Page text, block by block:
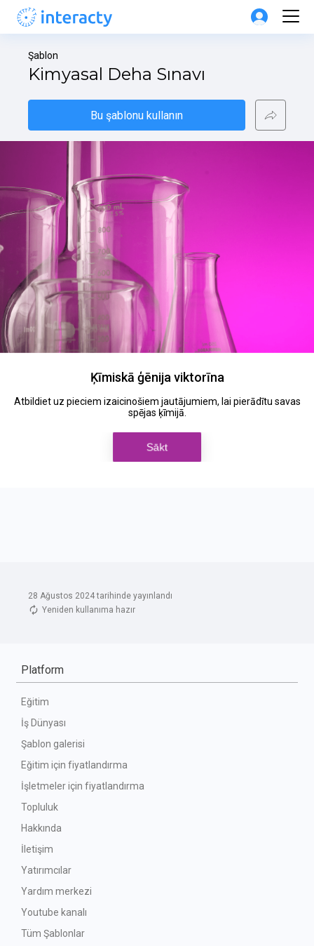
28 Ağustos 2024 tarihinde yayınlandı
Yeniden kullanıma hazır
Şablon
Kimyasal Deha Sınavı
Bu şablonu kullanın
Platform
Eğitim
İş Dünyası
Şablon galerisi
Eğitim için fiyatlandırma
İşletmeler için fiyatlandırma
Topluluk
Hakkında
İletişim
Yatırımcılar
Yardım merkezi
Youtube kanalı
Tüm Şablonlar